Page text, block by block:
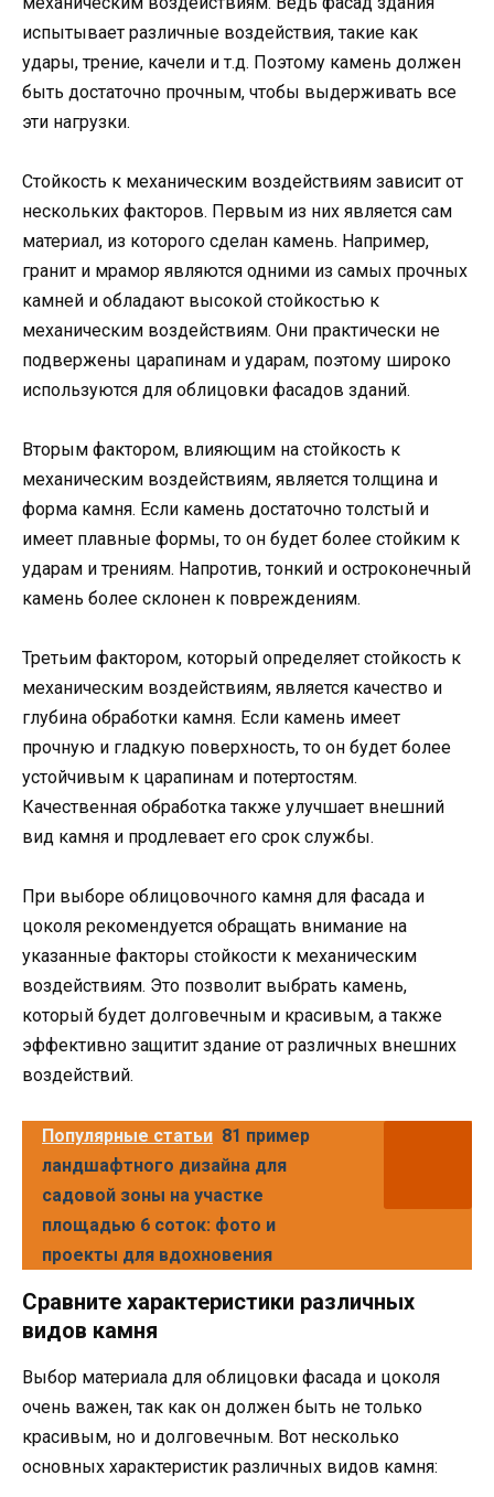
испытывает различные воздействия, такие как
удары, трение, качели и т.д. Поэтому камень должен
быть достаточно прочным, чтобы выдерживать все
эти нагрузки.
Стойкость к механическим воздействиям зависит от
нескольких факторов. Первым из них является сам
материал, из которого сделан камень. Например,
гранит и мрамор являются одними из самых прочных
камней и обладают высокой стойкостью к
механическим воздействиям. Они практически не
подвержены царапинам и ударам, поэтому широко
используются для облицовки фасадов зданий.
Вторым фактором, влияющим на стойкость к
механическим воздействиям, является толщина и
форма камня. Если камень достаточно толстый и
имеет плавные формы, то он будет более стойким к
ударам и трениям. Напротив, тонкий и остроконечный
камень более склонен к повреждениям.
Третьим фактором, который определяет стойкость к
механическим воздействиям, является качество и
глубина обработки камня. Если камень имеет
прочную и гладкую поверхность, то он будет более
устойчивым к царапинам и потертостям.
Качественная обработка также улучшает внешний
вид камня и продлевает его срок службы.
При выборе облицовочного камня для фасада и
цоколя рекомендуется обращать внимание на
указанные факторы стойкости к механическим
воздействиям. Это позволит выбрать камень,
который будет долговечным и красивым, а также
эффективно защитит здание от различных внешних
воздействий.
Популярные статьи 81 пример
ландшафтного дизайна для
садовой зоны на участке
площадью 6 соток: фото и
проекты для вдохновения
Сравните характеристики различных
видов камня
Выбор материала для облицовки фасада и цоколя
очень важен, так как он должен быть не только
красивым, но и долговечным. Вот несколько
основных характеристик различных видов камня: